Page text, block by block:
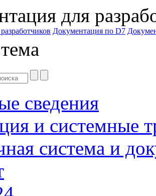
для
Документация по D7
сведения
и системные
система и